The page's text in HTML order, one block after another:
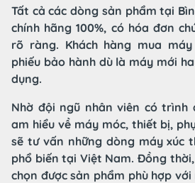
Tất cả các dòng sản phẩm tại
chính hãng 100%, có hóa đơn
rõ ràng. Khách hàng mua
phiếu bảo hành dù là máy mới
dụng.
Nhờ đội ngũ nhân viên có trình
am hiểu về máy móc, thiết bị,
sẽ tư vấn những dòng máy xúc
phổ biến tại Việt Nam. Đồng
chọn được sản phẩm phù hợp với